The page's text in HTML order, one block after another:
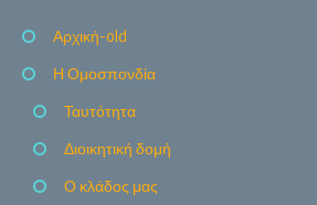
Αρχική-old
Η Ομοσπονδία
Ταυτότητα
Διοικητική δομή
Ο κλάδος μας